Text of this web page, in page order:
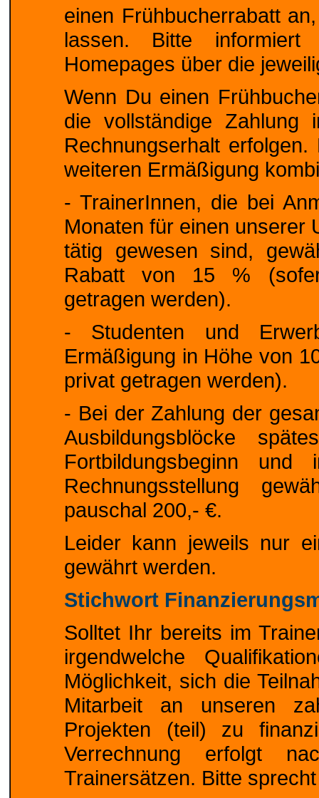
einen Frühbucherrabatt
lassen. Bitte
Homepages über die
Wenn Du einen
die vollständige Zahlung
Rechnungserhalt
weiteren Ermäßigung
- TrainerInnen, die bei
Monaten für einen unserer
tätig gewesen sind,
Rabatt von 15 %
getragen werden).
- Studenten und
Ermäßigung in Höhe von
privat getragen werden).
- Bei der Zahlung der
Ausbildungsblöcke
Fortbildungsbeginn
Rechnungsstellung
pauschal 200,- €.
Leider kann jeweils nur
gewährt werden.
Stichwort
Solltet Ihr bereits im
irgendwelche
Möglichkeit, sich die
Mitarbeit an unseren
Projekten (teil) zu
Verrechnung erfolgt
Trainersätzen. Bitte